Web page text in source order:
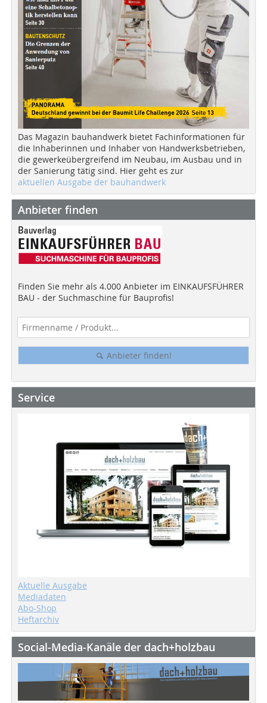
Das Magazin bauhandwerk bietet Fachinformationen für
die Inhaberinnen und Inhaber von Handwerksbetrieben,
die gewerkeübergreifend im Neubau, im Ausbau und in
der Sanierung tätig sind. Hier geht es zur
aktuellen Ausgabe der bauhandwerk
Anbieter finden
Finden Sie mehr als 4.000 Anbieter im EINKAUFSFÜHRER
BAU - der Suchmaschine für Bauprofis!
Anbieter finden!
Service
Aktuelle Ausgabe
Mediadaten
Abo-Shop
Heftarchiv
Social-Media-Kanäle der dach+holzbau